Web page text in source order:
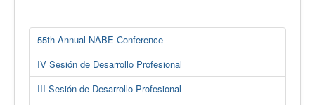
55th Annual NABE Conference
IV Sesión de Desarrollo Profesional
III Sesión de Desarrollo Profesional